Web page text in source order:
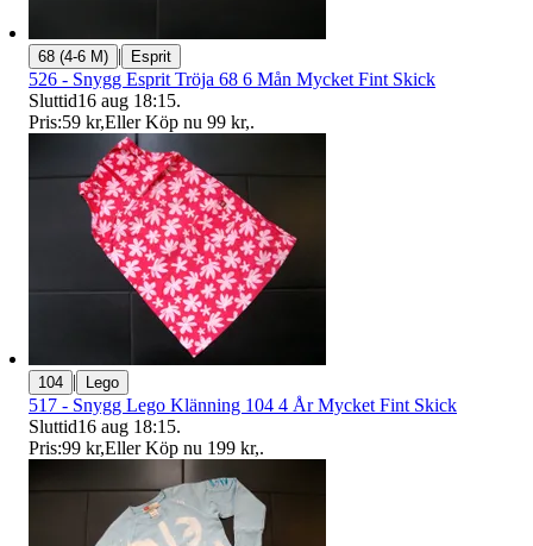
68 (4-6 M) | Esprit
526 - Snygg Esprit Tröja 68 6 Mån Mycket Fint Skick
Sluttid16 aug 18:15.
Pris:59 kr,Eller Köp nu 99 kr,.
104 | Lego
517 - Snygg Lego Klänning 104 4 År Mycket Fint Skick
Sluttid16 aug 18:15.
Pris:99 kr,Eller Köp nu 199 kr,.